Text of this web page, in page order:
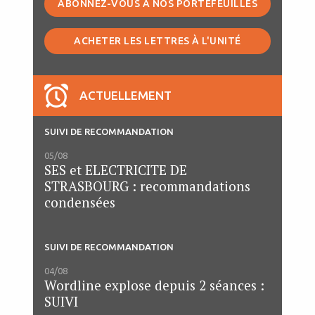
ABONNEZ-VOUS À NOS PORTEFEUILLES
ACHETER LES LETTRES À L'UNITÉ
ACTUELLEMENT
SUIVI DE RECOMMANDATION
05/08
SES et ELECTRICITE DE
STRASBOURG : recommandations
condensées
SUIVI DE RECOMMANDATION
04/08
Wordline explose depuis 2 séances :
SUIVI